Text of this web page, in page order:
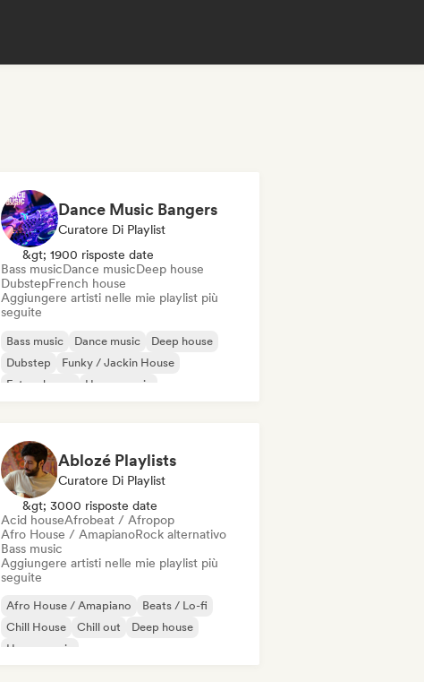
Dance Music Bangers
Curatore Di Playlist
&gt; 1900 risposte date
Bass musicDance musicDeep house
DubstepFrench house
Aggiungere artisti nelle mie playlist più
seguite
Bass music Dance music
Deep house
Dubstep
Funky / Jackin House
Future house
House music
Ablozé Playlists
Curatore Di Playlist
&gt; 3000 risposte date
Acid houseAfrobeat / Afropop
Afro House / AmapianoRock alternativo
Bass music
Aggiungere artisti nelle mie playlist più
seguite
Afro House / Amapiano
Beats / Lo-fi
Chill House
Chill out
Deep house
House music